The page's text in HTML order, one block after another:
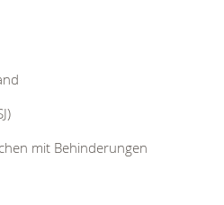
mit Behinderungen